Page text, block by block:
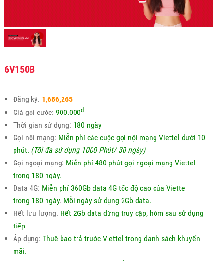
6V150B
Đăng ký: 1,686,265
Giá gói cước: 900.000đ
Thời gian sử dụng: 180 ngày
Gọi nội mạng: Miễn phí các cuộc gọi nội mạng Viettel dưới 10
phút. (Tối đa sử dụng 1000 Phút/ 30 ngày)
Gọi ngoại mạng: Miễn phí 480 phút gọi ngoại mạng Viettel
trong 180 ngày.
Data 4G: Miễn phí 360Gb data 4G tốc độ cao của Viettel
trong 180 ngày. Mỗi ngày sử dụng 2Gb data.
Hết lưu lượng: Hết 2Gb data dừng truy cập, hôm sau sử dụng
tiếp.
Áp dụng: Thuê bao trả trước Viettel trong danh sách khuyến
mãi.